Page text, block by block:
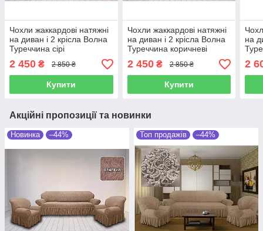
Чохли жаккардові натяжні
на диван і 2 крісла Волна
Туреччина сірі
2 450 ₴ 2 850 ₴
Купити
Чохли жаккардові натяжні
на диван і 2 крісла Волна
Туреччина коричневі
2 450₴ 2 850 ₴
Купити
на
2
Акційні пропозиції та новинки
Новинка –44% Топ продажів –44%